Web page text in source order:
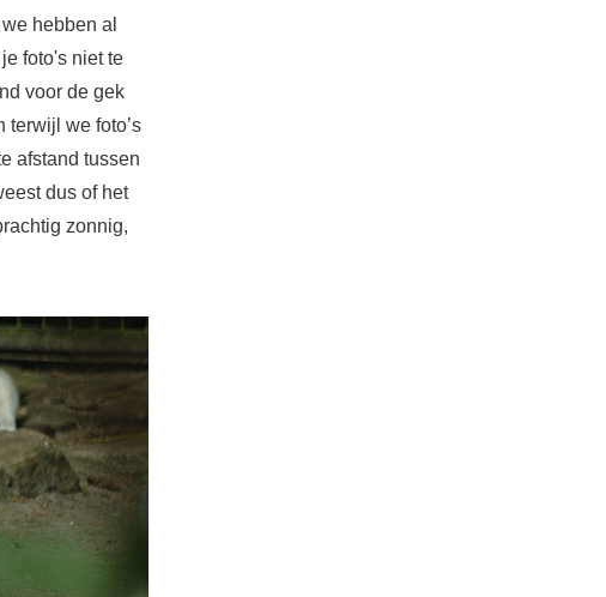
hebben al
foto's niet te
voor de gek
terwijl we foto’s
afstand tussen
dus of het
zonnig,